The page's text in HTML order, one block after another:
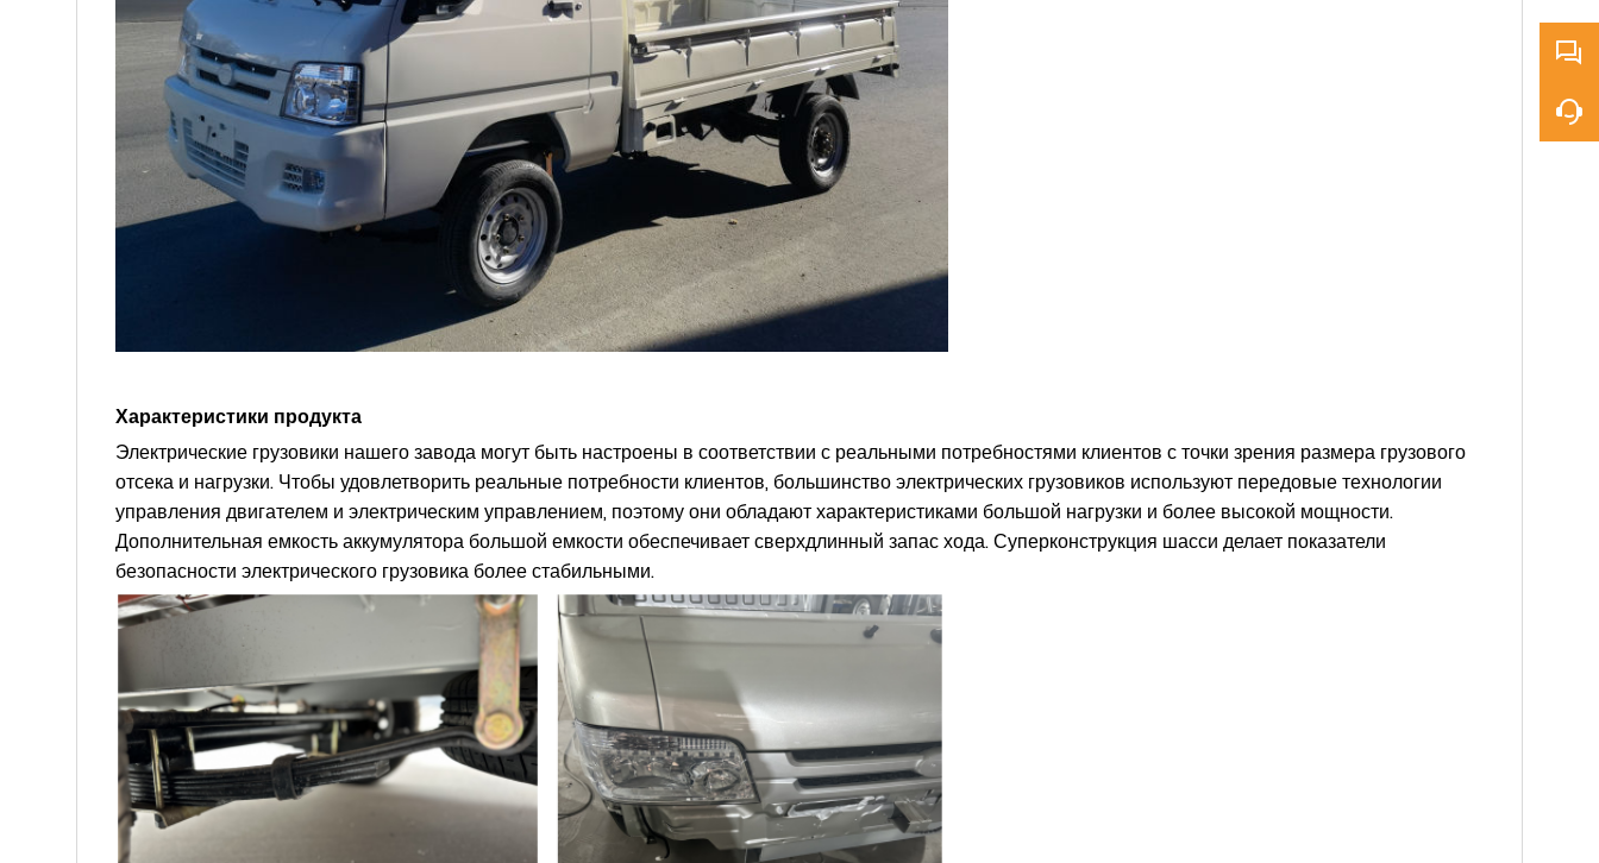
Характеристики продукта
Электрические грузовики нашего завода могут быть настроены в соответствии с реальными потребностями клиентов с точки зрения размера грузового
отсека и нагрузки. Чтобы удовлетворить реальные потребности клиентов, большинство электрических грузовиков используют передовые технологии
управления двигателем и электрическим управлением, поэтому они обладают характеристиками большой нагрузки и более высокой мощности.
Дополнительная емкость аккумулятора большой емкости обеспечивает сверхдлинный запас хода. Суперконструкция шасси делает показатели
безопасности электрического грузовика более стабильными.